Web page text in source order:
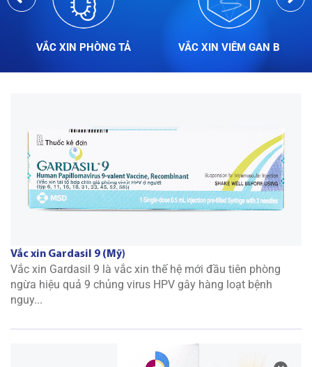
VẮC XIN PHÒNG TẢ
VẮC XIN VIÊM GAN B
Vắc xin Gardasil 9 (Mỹ)
Vắc xin Gardasil 9 là vắc xin thế hệ mới đầu tiên phòng
ngừa hiệu quả 9 chủng virus HPV gây hàng loạt bệnh
nguy...